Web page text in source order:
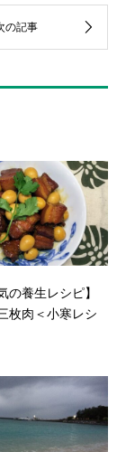
の養生レシピ】
枚肉＜小寒レシ